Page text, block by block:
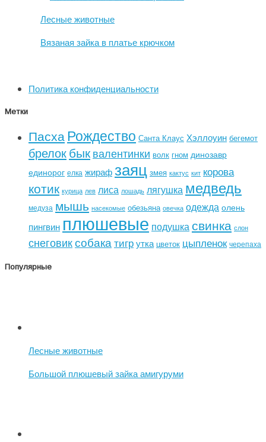
Лесные животные
Вязаная зайка в платье крючком
Политика конфиденциальности
Метки
ПасхаРождество Санта Клаус Хэллоуин бегемот
брелокбыквалентинки волк гном динозавр
единорог елка жирафзаяц змея кактус кит корова
котик курица лев лиса лошадь лягушка медведь
медуза мышь насекомые обезьяна овечка одежда олень
пингвин плюшевые подушка свинка слон
снеговиксобака тигрутка цветок цыпленок черепаха
Популярные
Лесные животные
Большой плюшевый зайка амигуруми